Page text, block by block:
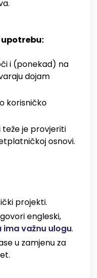
upotrebu:
i (ponekad) na
dojam
korisničko
je provjeriti
osnovi.
projekti.
engleski,
ima važnu ulogu.
u zamjenu za